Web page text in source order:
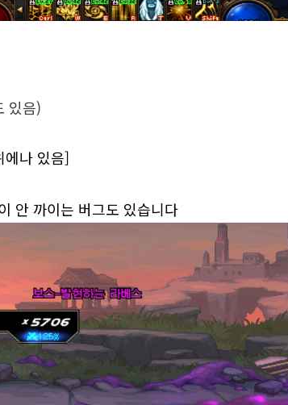
있음)
에나 있음]
안 까이는 버그도 있습니다